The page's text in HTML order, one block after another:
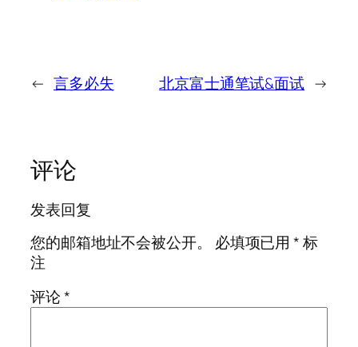
← 言多必失 北京富士通笔试&面试 →
评论
发表回复
您的邮箱地址不会被公开。
必填项已用*标
注
评论*